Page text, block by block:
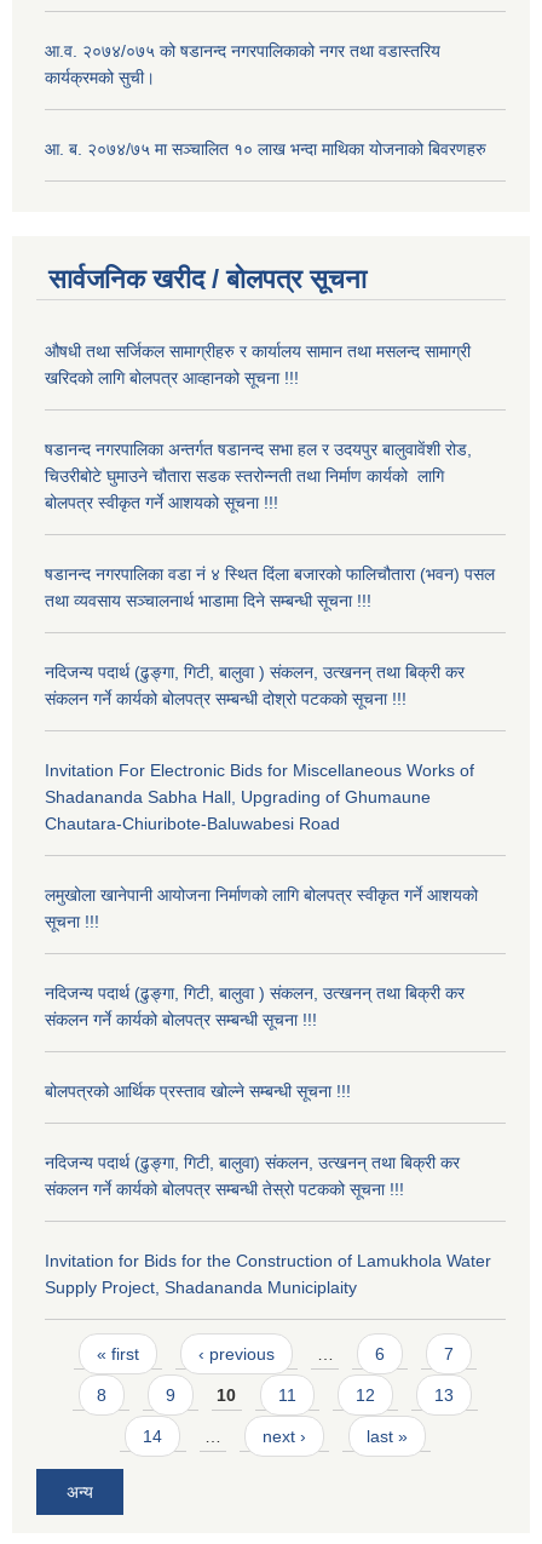
आ.व. २०७४/०७५ को षडानन्द नगरपालिकाको नगर तथा वडास्तरिय
कार्यक्रमको सुची।
आ. ब. २०७४/७५ मा सञ्चालित १० लाख भन्दा माथिका योजनाको बिवरणहरु
सार्वजनिक खरीद / बोलपत्र सूचना
औषधी तथा सर्जिकल सामाग्रीहरु र कार्यालय सामान तथा मसलन्द सामाग्री
खरिदको लागि बोलपत्र आव्हानको सूचना !!!
षडानन्द नगरपालिका अन्तर्गत षडानन्द सभा हल र उदयपुर बालुवावेंशी रोड,
चिउरीबोटे घुमाउने चौतारा सडक स्तरोन्नती तथा निर्माण कार्यको लागि
बोलपत्र स्वीकृत गर्ने आशयको सूचना !!!
षडानन्द नगरपालिका वडा नं ४ स्थित दिंला बजारको फालिचौतारा (भवन) पसल
तथा व्यवसाय सञ्चालनार्थ भाडामा दिने सम्बन्धी सूचना !!!
नदिजन्य पदार्थ (ढुङ्गा, गिटी, बालुवा ) संकलन, उत्खनन् तथा बिक्री कर
संकलन गर्ने कार्यको बोलपत्र सम्बन्धी दोश्रो पटकको सूचना !!!
Invitation For Electronic Bids for Miscellaneous Works of
Shadananda Sabha Hall, Upgrading of Ghumaune
Chautara-Chiuribote-Baluwabesi Road
लमुखोला खानेपानी आयोजना निर्माणको लागि बोलपत्र स्वीकृत गर्ने आशयको
सूचना !!!
नदिजन्य पदार्थ (ढुङ्गा, गिटी, बालुवा ) संकलन, उत्खनन् तथा बिक्री कर
संकलन गर्ने कार्यको बोलपत्र सम्बन्धी सूचना !!!
बोलपत्रको आर्थिक प्रस्ताव खोल्ने सम्बन्धी सूचना !!!
नदिजन्य पदार्थ (ढुङ्गा, गिटी, बालुवा) संकलन, उत्खनन् तथा बिक्री कर
संकलन गर्ने कार्यको बोलपत्र सम्बन्धी तेस्रो पटकको सूचना !!!
Invitation for Bids for the Construction of Lamukhola Water
Supply Project, Shadananda Municiplaity
Pages
« first ‹ previous 6 7
8 9 10 11 12 13
14 next › last »
अन्य